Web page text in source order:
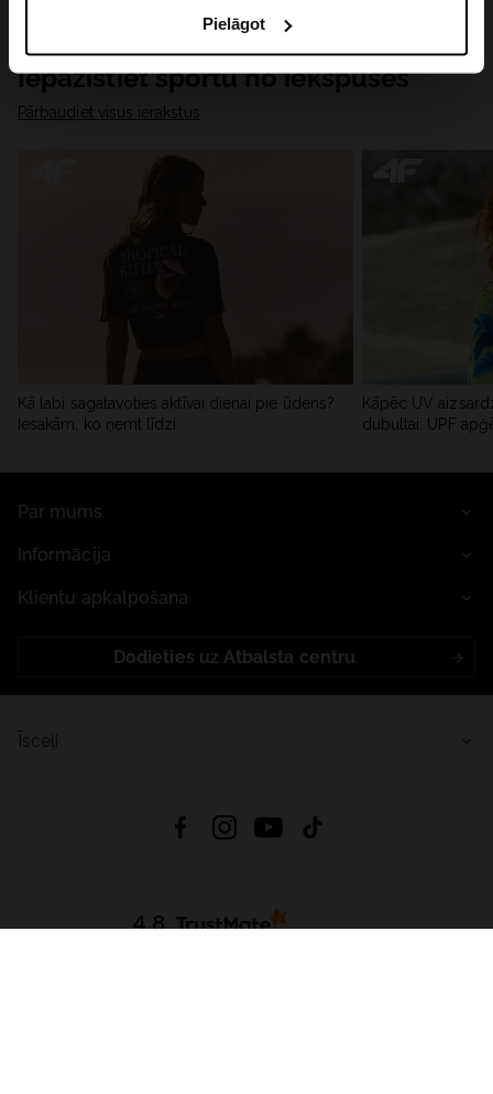
saturu un uzlabotu mūsu partneru piedāvātos risinajumus
( piem. socialos tīklus). Detalizētu informāciju var atrast
mūsu Privātuma politikā un sadaļā "Detaļas".
Pielāgot
Iepazīstiet sportu no iekšpuses
Pārbaudiet visus ierakstus
Kā labi sagatavoties aktīvai dienai pie ūdens?
Iesakām, ko ņemt līdzi
Kāpēc UV
dubultai: UPF
Par mums
Informācija
Klientu apkalpošana
Dodieties uz Atbalsta centru
4.8